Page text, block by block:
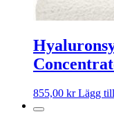
855,00 kr Lägg